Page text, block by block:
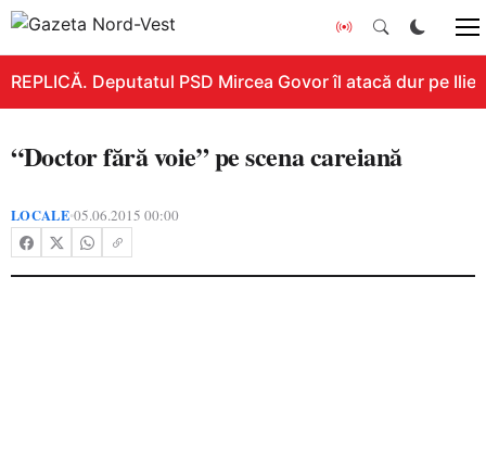
REPLICĂ. Deputatul PSD Mircea Govor îl atacă dur pe
“Doctor fără voie” pe scena careiană
LOCALE•05.06.2015 00:00